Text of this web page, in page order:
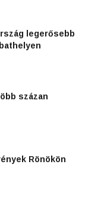
legerősebb
százan
Rönökön